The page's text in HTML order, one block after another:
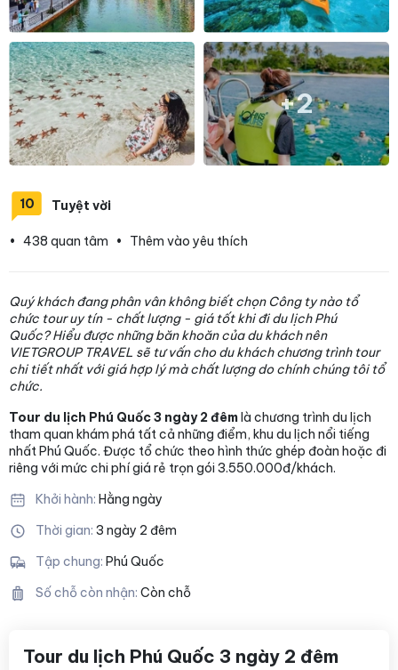
+2
10 Tuyệt vời
• 438 quan tâm • Thêm vào yêu thích
Quý khách đang phân vân không biết chọn Công ty nào tổ
chức tour uy tín - chất lượng - giá tốt khi đi du lịch Phú
Quốc? Hiểu được những băn khoăn của du khách nên
VIETGROUP TRAVEL sẽ tư vấn cho du khách chương trình tour
chi tiết nhất với giá hợp lý mà chất lượng do chính chúng tôi tổ
chức.
Tour du lịch Phú Quốc 3 ngày 2 đêmlà chương trình du lịch
tham quan khám phá tất cả những điểm, khu du lịch nổi tiếng
nhất Phú Quốc. Được tổ chức theo hình thức ghép đoàn hoặc đi
riêng với mức chi phí giá rẻ trọn gói 3.550.000đ/khách.
Khởi hành: Hằng ngày
Thời gian: 3 ngày 2 đêm
Tập chung: Phú Quốc
Số chỗ còn nhận: Còn chỗ
Tour du lịch Phú Quốc 3 ngày 2 đêm